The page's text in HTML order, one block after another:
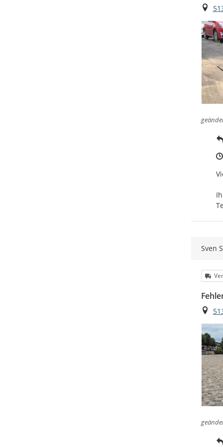
Ort
Sven
Ort